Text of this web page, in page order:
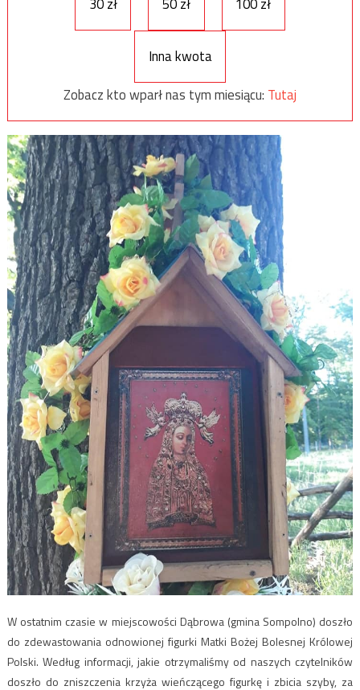
Inna kwota
Zobacz kto wparł nas tym miesiącu: Tutaj
W ostatnim czasie w miejscowości Dąbrowa (gmina Sompolno) doszło
do zdewastowania odnowionej figurki Matki Bożej Bolesnej Królowej
Polski. Według informacji, jakie otrzymaliśmy od naszych czytelników
doszło do zniszczenia krzyża wieńczącego figurkę i zbicia szyby, za